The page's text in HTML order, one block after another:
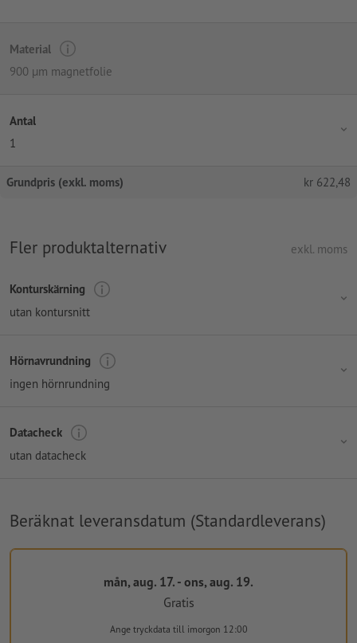
Material
900 µm magnetfolie
Antal
1
Grundpris (exkl. moms) kr 622,48
Fler produktalternativ exkl. moms
Konturskärning
utan kontursnitt
Hörnavrundning
ingen hörnrundning
Datacheck
utan datacheck
Beräknat leveransdatum (Standardleverans)
mån, aug. 17. - ons, aug. 19.
Gratis
Ange tryckdata till imorgon 12:00